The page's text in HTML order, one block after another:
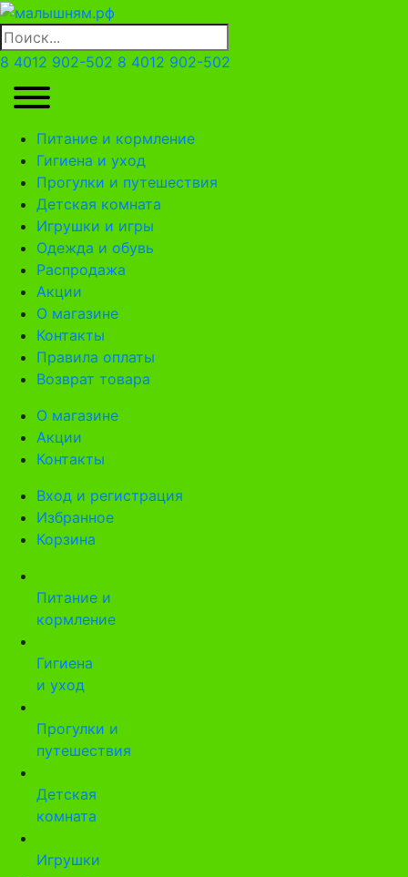
8 4012 902-502 8 4012 902-502
Питание и кормление
Гигиена и уход
Прогулки и путешествия
Детская комната
Игрушки и игры
Одежда и обувь
Распродажа
Акции
О магазине
Контакты
Правила оплаты
Возврат товара
О магазине
Акции
Контакты
Вход и регистрация
Избранное
Корзина
Питание и
кормление
Гигиена
и уход
Прогулки и
путешествия
Детская
комната
Игрушки